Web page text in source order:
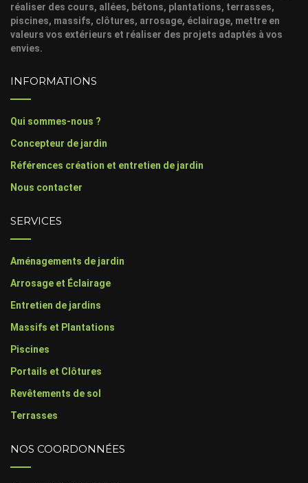
réaliser des cours, allées, bétons, plantations, terrasses,
piscines, massifs, clôtures, arrosage, éclairage, mettre en
valeurs vos extérieurs et réaliser des projets adaptés à vos
envies.
INFORMATIONS
Qui sommes-nous ?
Concepteur de jardin
Références création et entretien de jardin
Nous contacter
SERVICES
Aménagements de jardin
Arrosage et Éclairage
Entretien de jardins
Massifs et Plantations
Piscines
Portails et Clôtures
Revêtements de sol
Terrasses
NOS COORDONNÉES